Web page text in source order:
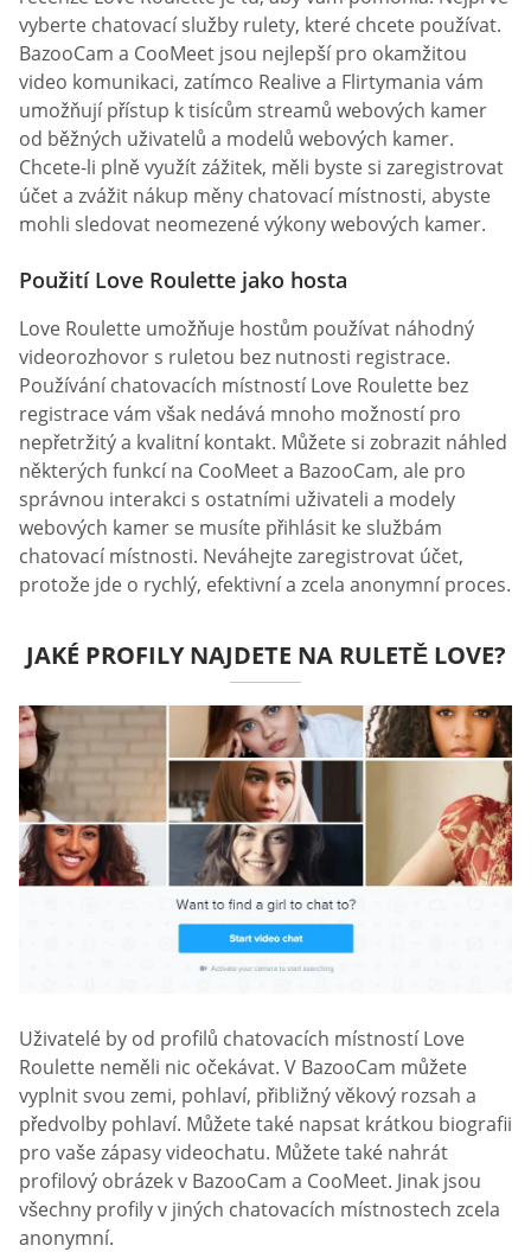
vyberte chatovací služby rulety, které chcete používat.
BazooCam a CooMeet jsou nejlepší pro okamžitou
video komunikaci, zatímco Realive a Flirtymania vám
umožňují přístup k tisícům streamů webových kamer
od běžných uživatelů a modelů webových kamer.
Chcete-li plně využít zážitek, měli byste si zaregistrovat
účet a zvážit nákup měny chatovací místnosti, abyste
mohli sledovat neomezené výkony webových kamer.
Použití Love Roulette jako hosta
Love Roulette umožňuje hostům používat náhodný
videorozhovor s ruletou bez nutnosti registrace.
Používání chatovacích místností Love Roulette bez
registrace vám však nedává mnoho možností pro
nepřetržitý a kvalitní kontakt. Můžete si zobrazit náhled
některých funkcí na CooMeet a BazooCam, ale pro
správnou interakci s ostatními uživateli a modely
webových kamer se musíte přihlásit ke službám
chatovací místnosti. Neváhejte zaregistrovat účet,
protože jde o rychlý, efektivní a zcela anonymní proces.
JAKÉ PROFILY NAJDETE NA RULETĚ LOVE?
Uživatelé by od profilů chatovacích místností Love
Roulette neměli nic očekávat. V BazooCam můžete
vyplnit svou zemi, pohlaví, přibližný věkový rozsah a
předvolby pohlaví. Můžete také napsat krátkou biografii
pro vaše zápasy videochatu. Můžete také nahrát
profilový obrázek v BazooCam a CooMeet. Jinak jsou
všechny profily v jiných chatovacích místnostech zcela
anonymní.